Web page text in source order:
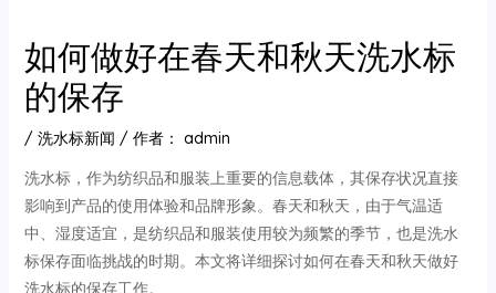
如何做好在春天和秋天洗水标
的保存
/ 洗水标新闻 / 作者： admin
洗水标，作为纺织品和服装上重要的信息载体，其保存状况直接
影响到产品的使用体验和品牌形象。春天和秋天，由于气温适
中、湿度适宜，是纺织品和服装使用较为频繁的季节，也是洗水
标保存面临挑战的时期。本文将详细探讨如何在春天和秋天做好
洗水标的保存工作。